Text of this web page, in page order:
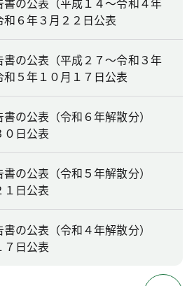
６年３月２２日公表
の公表（平成２７～令和３年
５年１０月１７日公表
書の公表（令和６年解散分）
日公表
書の公表（令和５年解散分）
日公表
書の公表（令和４年解散分）
日公表